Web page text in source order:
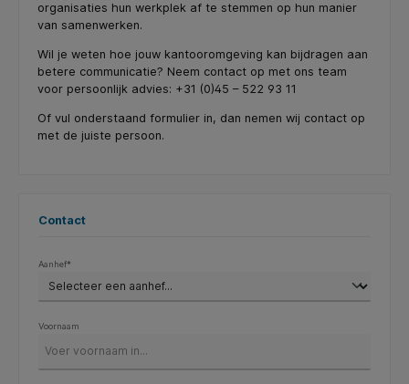
organisaties hun werkplek af te stemmen op hun manier
van samenwerken.
Wil je weten hoe jouw kantooromgeving kan bijdragen aan
betere communicatie? Neem contact op met ons team
voor persoonlijk advies: +31 (0)45 – 522 93 11
Of vul onderstaand formulier in, dan nemen wij contact op
met de juiste persoon.
Contact
Aanhef*
Voornaam